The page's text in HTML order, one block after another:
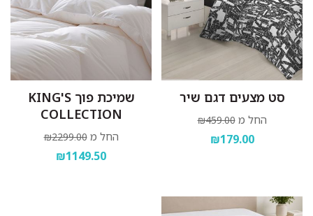
סט מצעים דגם שיר
החל מ ₪459.00
₪179.00
שמיכת פוך KING'S
COLLECTION
החל מ ₪2299.00
₪1149.50